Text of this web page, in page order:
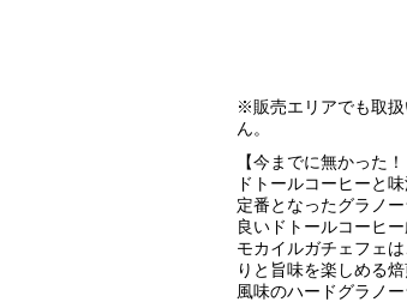
※販売エリアでも取
ん。
【今までに無かった
ドトールコーヒーと
定番となったグラノ
良いドトールコーヒ
モカイルガチェフェ
りと旨味を楽しめる
風味のハードグラノ